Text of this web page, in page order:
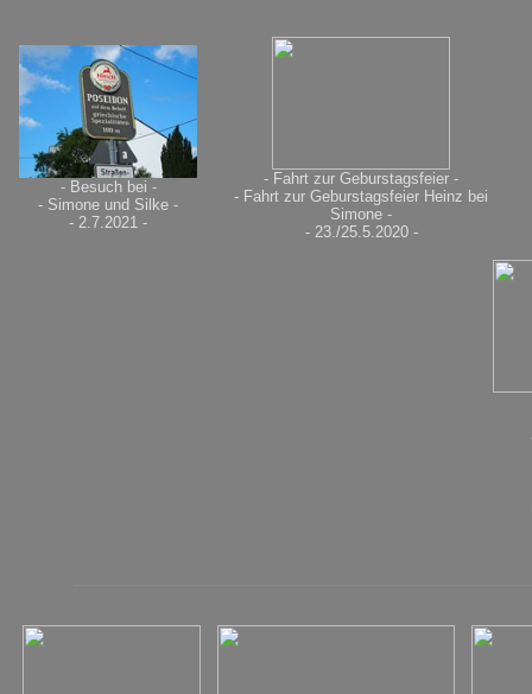
- Besuch bei -
- Simone und Silke -
- 2.7.2021 -
- Fahrt zur Geburstagsfeier -
- Fahrt zur Geburstagsfeier Heinz bei
Simone -
- 23./25.5.2020 -